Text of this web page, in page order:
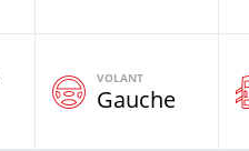
VOLANT
Gauche